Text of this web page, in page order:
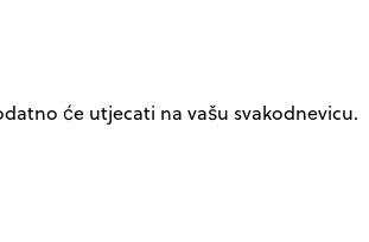
će utjecati na vašu svakodnevicu.